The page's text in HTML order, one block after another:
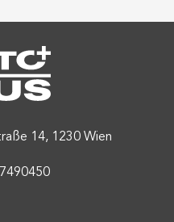
14, 1230 Wien